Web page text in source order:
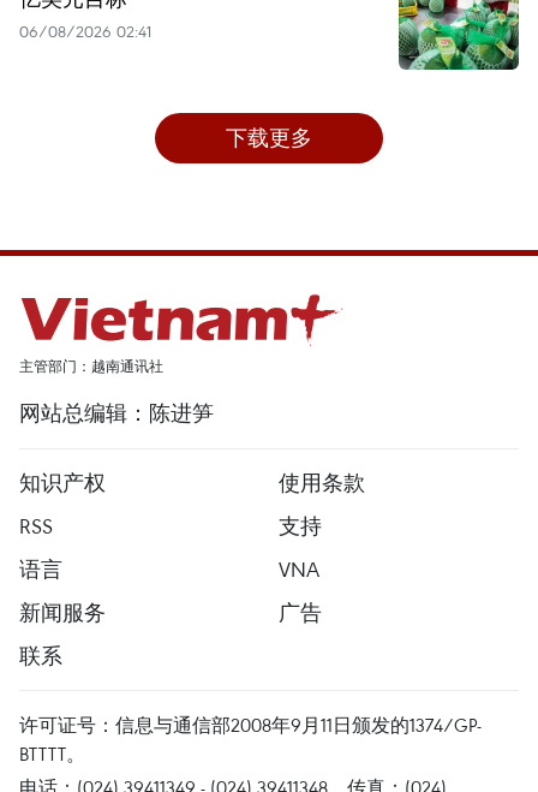
06/08/2026 02:41
下载更多
主管部门：越南通讯社
网站总编辑：陈进笋
知识产权
使用条款
RSS
支持
语言
VNA
新闻服务
广告
联系
许可证号：信息与通信部2008年9月11日颁发的1374/GP-
BTTTT。